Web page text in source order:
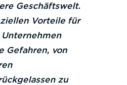
Geschäftswelt.
Vorteile für
Gefahren, von
zu